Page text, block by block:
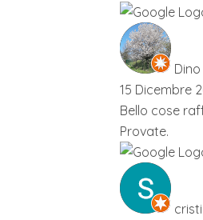
15 Dicembre
Bello cose
Provate.